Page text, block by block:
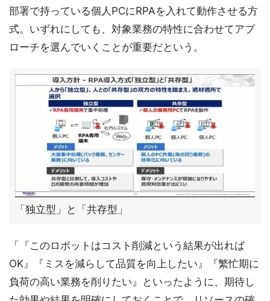
部署で持っている個人PCにRPAを入れて動作させる方
式。いずれにしても、対象業務の特性に合わせてアプ
ローチを選んでいくことが重要だという。
「独立型」と「共存型」
「『このロボットはコスト削減という結果が出れば
OK』『ミスを減らして品質を向上したい』『繁忙期に
負荷の高い業務を削りたい』といったように、期待し